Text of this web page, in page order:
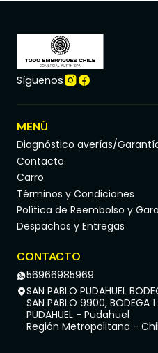
Síguenos
MENÚ
Diagnóstico averías/
Contacto
Carro
Términos y Condiciones
Política de Reembolso y
Despachos y Entregas
CONTACTO
56966985969
SAN PABLO PUDAHUEL
SAN PABLO 9900, BODEGA
PUDAHUEL - Pudahuel
Región Metropolitana -